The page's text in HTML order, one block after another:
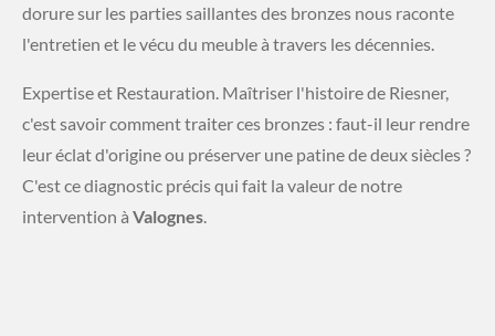
dorure sur les parties saillantes des bronzes nous raconte
l'entretien et le vécu du meuble à travers les décennies.
​Expertise et Restauration. Maîtriser l'histoire de Riesner,
c'est savoir comment traiter ces bronzes : faut-il leur rendre
leur éclat d'origine ou préserver une patine de deux siècles ?
C'est ce diagnostic précis qui fait la valeur de notre
intervention à Valognes